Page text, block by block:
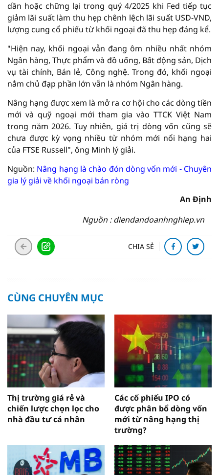
dần hoặc chững lại trong quý 4/2025 khi Fed tiếp tục
giảm lãi suất làm thu hẹp chênh lệch lãi suất USD-VND,
lượng cung cổ phiếu từ khối ngoại đã thu hẹp đáng kể.
"Hiện nay, khối ngoại vẫn đang ôm nhiều nhất nhóm
Ngân hàng, Thực phẩm và đồ uống, Bất động sản, Dịch
vụ tài chính, Bán lẻ, Công nghệ. Trong đó, khối ngoại
nắm chủ đạp phần lớn vẫn là nhóm Ngân hàng.
Nâng hạng được xem là mở ra cơ hội cho các dòng tiền
mới và quỹ ngoại mới tham gia vào TTCK Việt Nam
trong năm 2026. Tuy nhiên, giá trị dòng vốn cũng sẽ
chưa được kỳ vọng nhiều từ nhóm mới nổi hạng hai
của FTSE Russell", ông Minh lý giải.
Nguồn: Nâng hạng là chào đón dòng vốn mới - Chuyên
gia lý giải về khối ngoại bán ròng
An Định
Nguồn : diendandoanhnghiep.vn
CHIA SẺ
CÙNG CHUYÊN MỤC
Thị trường giá rẻ và
chiến lược chọn lọc cho
nhà đầu tư cá nhân
Các cổ phiếu IPO có
được phân bổ dòng vốn
mới từ nâng hạng thị
trường?